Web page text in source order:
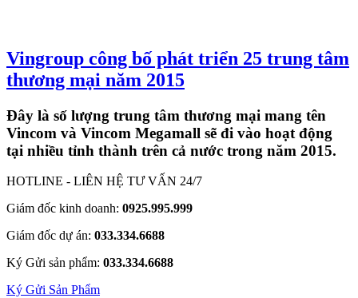
Vingroup công bố phát triển 25 trung tâm
thương mại năm 2015
Đây là số lượng trung tâm thương mại mang tên
Vincom và Vincom Megamall sẽ đi vào hoạt động
tại nhiều tỉnh thành trên cả nước trong năm 2015.
HOTLINE - LIÊN HỆ TƯ VẤN 24/7
Giám đốc kinh doanh: 0925.995.999
Giám đốc dự án: 033.334.6688
Ký Gửi sản phẩm: 033.334.6688
Ký Gửi Sản Phẩm